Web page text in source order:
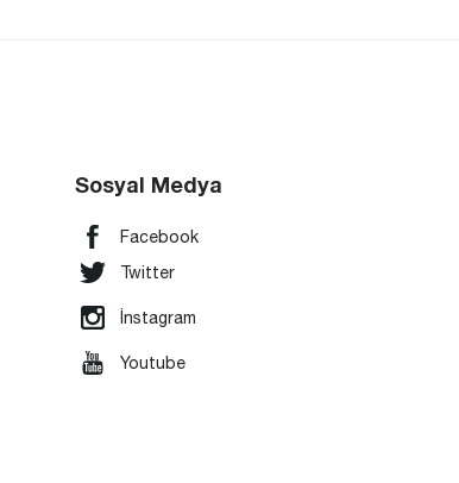
Sosyal Medya
Facebook
Twitter
İnstagram
Youtube